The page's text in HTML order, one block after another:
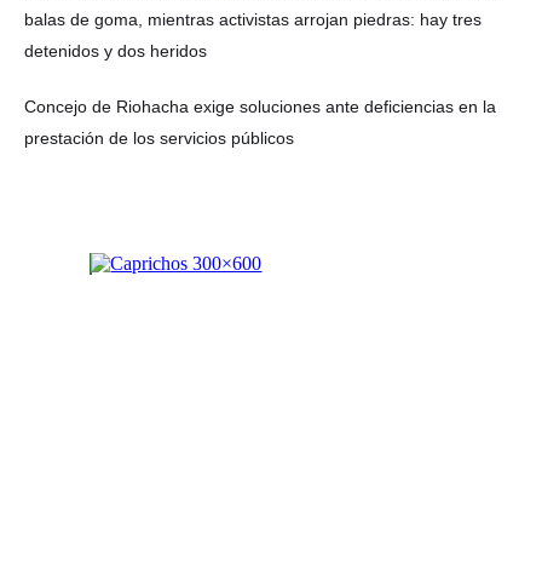
balas de goma, mientras activistas arrojan piedras: hay tres
detenidos y dos heridos
Concejo de Riohacha exige soluciones ante deficiencias en la
prestación de los servicios públicos